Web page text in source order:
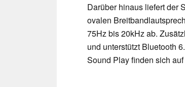
Darüber hinaus liefert der
ovalen
75Hz bis 20kHz ab.
und unterstützt Bluetooth
Sound Play finden sich